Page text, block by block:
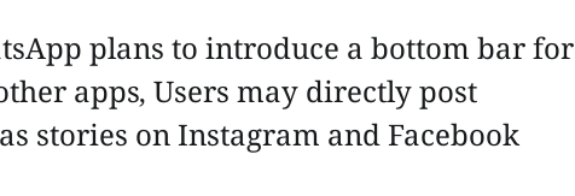
plans to introduce a bottom bar for
apps, Users may directly post
stories on Instagram and Facebook